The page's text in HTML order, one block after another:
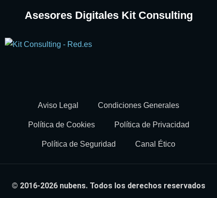
Asesores Digitales Kit Consulting
Aviso Legal Condiciones Generales
Política de Cookies Política de Privacidad
Política de Seguridad Canal Ético
© 2016-2026 nubens. Todos los derechos reservados